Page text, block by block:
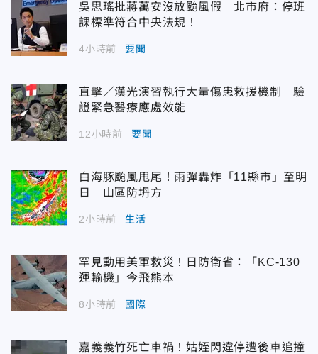
吳思瑤批蔣萬安沒放颱風假 北市府：停班
課標準符合中央法規！
4小時前 要聞
直擊／漢光演習執行大量傷患救援機制 驗
證緊急醫療應處效能
12小時前 要聞
白海豚颱風甩尾！雨彈轟炸「11縣市」至明
日 山區防坍方
2小時前 生活
罕見動用美軍救災！日防衛省：「KC-130
運輸機」今飛熊本
8小時前 國際
嘉義義竹死亡車禍！姑姪閃違停遭後車追撞